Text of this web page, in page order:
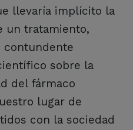
llevaría implícito la
un tratamiento,
contundente
sobre la
del fármaco
lugar de
con la sociedad